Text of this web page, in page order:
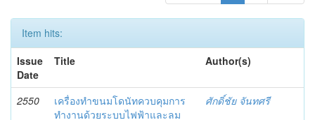
Item hits:
Issue
Date
Title Author(s)
2550
เครื่องทำขนมโดนัทควบคุมการ
ทำงานด้วยระบบไฟฟ้าและลม
ศักดิ์ชัย จันทศรี